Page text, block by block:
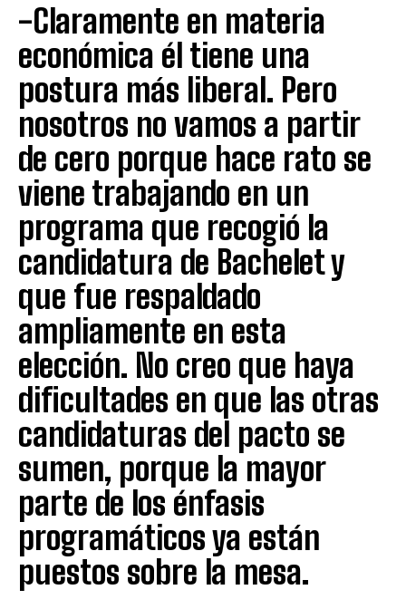
-Claramente en materia
económica él tiene una
postura más liberal. Pero
nosotros no vamos a partir
de cero porque hace rato se
viene trabajando en un
programa que recogió la
candidatura de Bachelet y
que fue respaldado
ampliamente en esta
elección. No creo que haya
dificultades en que las otras
candidaturas del pacto se
sumen, porque la mayor
parte de los énfasis
programáticos ya están
puestos sobre la mesa.